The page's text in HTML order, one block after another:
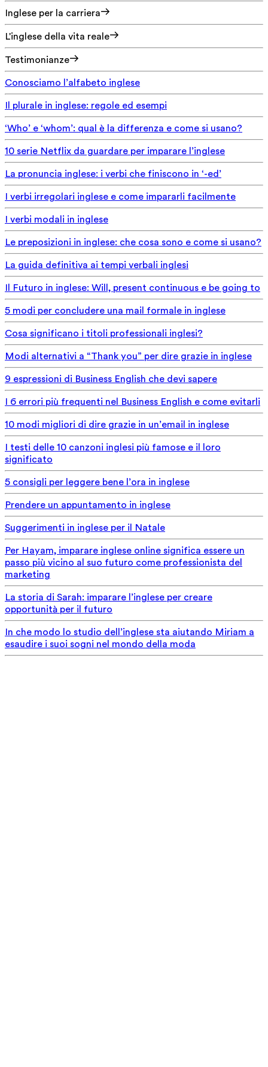
Inglese per la carriera
L'inglese della vita reale
Testimonianze
Conosciamo l’alfabeto inglese
Il plurale in inglese: regole ed esempi
‘Who’ e ‘whom’: qual è la differenza e come si usano?
10 serie Netflix da guardare per imparare l’inglese
La pronuncia inglese: i verbi che finiscono in ‘-ed’
I verbi irregolari inglese e come impararli facilmente
I verbi modali in inglese
Le preposizioni in inglese: che cosa sono e come si usano?
La guida definitiva ai tempi verbali inglesi
Il Futuro in inglese: Will, present continuous e be going to
5 modi per concludere una mail formale in inglese
Cosa significano i titoli professionali inglesi?
Modi alternativi a “Thank you” per dire grazie in inglese
9 espressioni di Business English che devi sapere
I 6 errori più frequenti nel Business English e come evitarli
10 modi migliori di dire grazie in un’email in inglese
I testi delle 10 canzoni inglesi più famose e il loro
significato
5 consigli per leggere bene l’ora in inglese
Prendere un appuntamento in inglese
Suggerimenti in inglese per il Natale
Per Hayam, imparare inglese online significa essere un
passo più vicino al suo futuro come professionista del
marketing
La storia di Sarah: imparare l’inglese per creare
opportunità per il futuro
In che modo lo studio dell’inglese sta aiutando Miriam a
esaudire i suoi sogni nel mondo della moda